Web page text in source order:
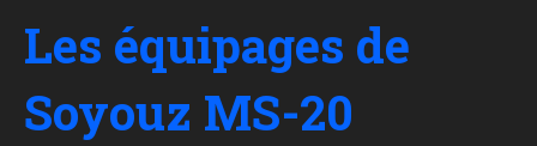
Les équipages de
Soyouz MS-20